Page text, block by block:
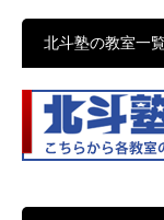
北斗塾の教室一